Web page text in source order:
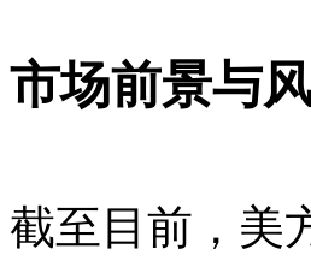
市场前景与
截至目前，美